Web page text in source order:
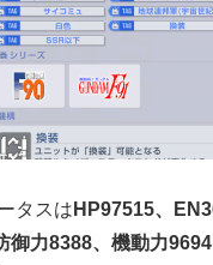
タスは HP97515、
御力8388、機動力9694